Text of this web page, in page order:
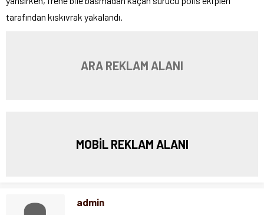
tarafından kıskıvrak yakalandı.
ARA REKLAM ALANI
MOBİL REKLAM ALANI
admin